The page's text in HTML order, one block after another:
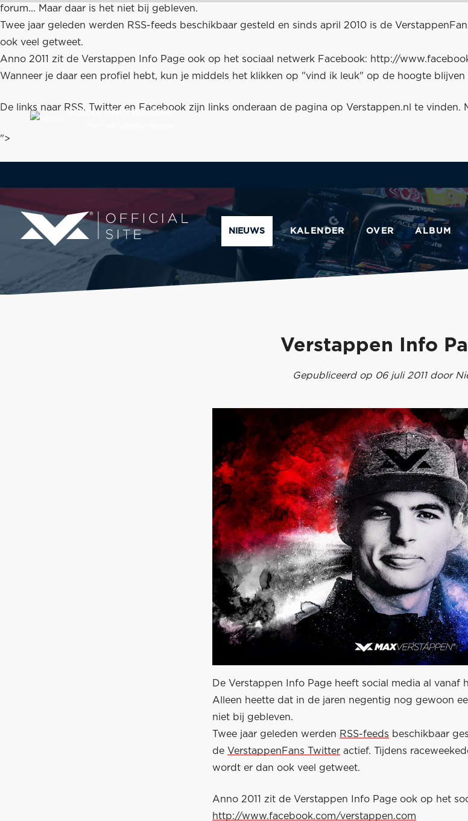
forum... Maar daar is het niet bij gebleven.
Twee jaar geleden werden RSS-feeds beschikbaar gesteld en sinds april 2010 is de
ook veel getweet.
Anno 2011 zit de Verstappen Info Page ook op het sociaal netwerk Facebook: http://
Wanneer je daar een profiel hebt, kun je middels het klikken op "vind ik leuk" op de hoogte
De links naar RSS, Twitter en Facebook zijn links onderaan de pagina op Verstappen.nl te vinden.
">
NIEUWS KALENDER OVER ALBUM
SCROLL NAAR BENEDEN
Verstappen Info
Gepubliceerd op 06 juli 2011 door
De Verstappen Info Page heeft social media al vanaf
Alleen heette dat in de jaren negentig nog gewoon
niet bij gebleven.
Twee jaar geleden werden RSS-feeds beschikbaar
de VerstappenFans Twitter actief. Tijdens
wordt er dan ook veel getweet.
Anno 2011 zit de Verstappen Info Page ook op het
http://www.facebook.com/verstappen.com